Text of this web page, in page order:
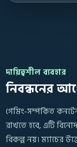
দায়িত্বশীল ব্যবহার
নিবন্ধনের
গেমিং-সম্পর্কিত
রাখতে হবে, এটি
বিকল্প নয়। ম্যাচের